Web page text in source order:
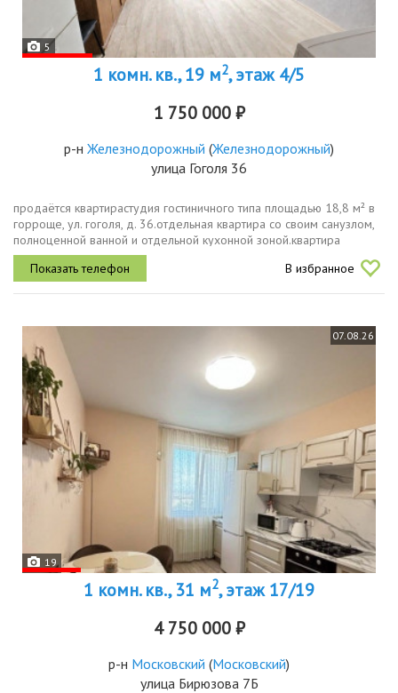
5
1 комн. кв., 19 м2, этаж 4/5
1 750 000 ₽
р-н Железнодорожный (Железнодорожный)
улица Гоголя 36
продаётся квартирастудия гостиничного типа площадью 18,8 м² в
горроще, ул. гоголя, д. 36.отдельная квартира со своим санузлом,
полноценной ванной и отдельной кухонной зоной.квартира
расположена на комфортном 4м этаже пятиэтажного дома. в
основной...
В избранное
07.08.26
19
1 комн. кв., 31 м2, этаж 17/19
4 750 000 ₽
р-н Московский (Московский)
улица Бирюзова 7Б